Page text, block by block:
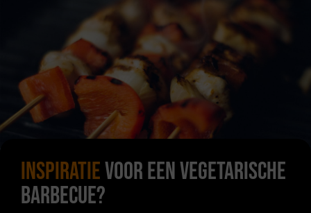
Inspiratievoor een vegetarische
barbecue?